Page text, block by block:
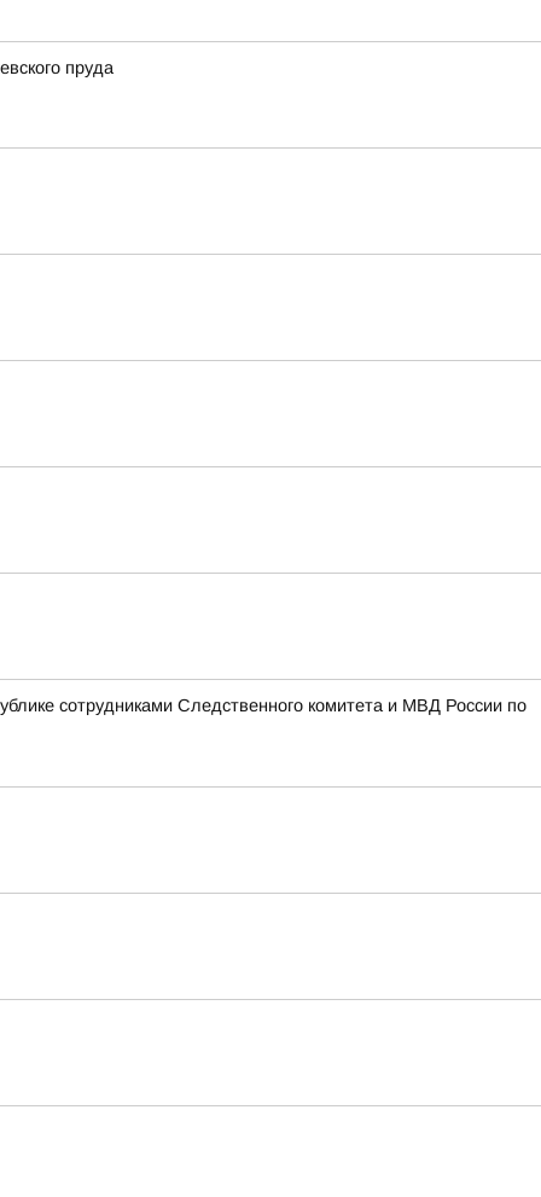
пруда
сотрудниками Следственного комитета и МВД России по